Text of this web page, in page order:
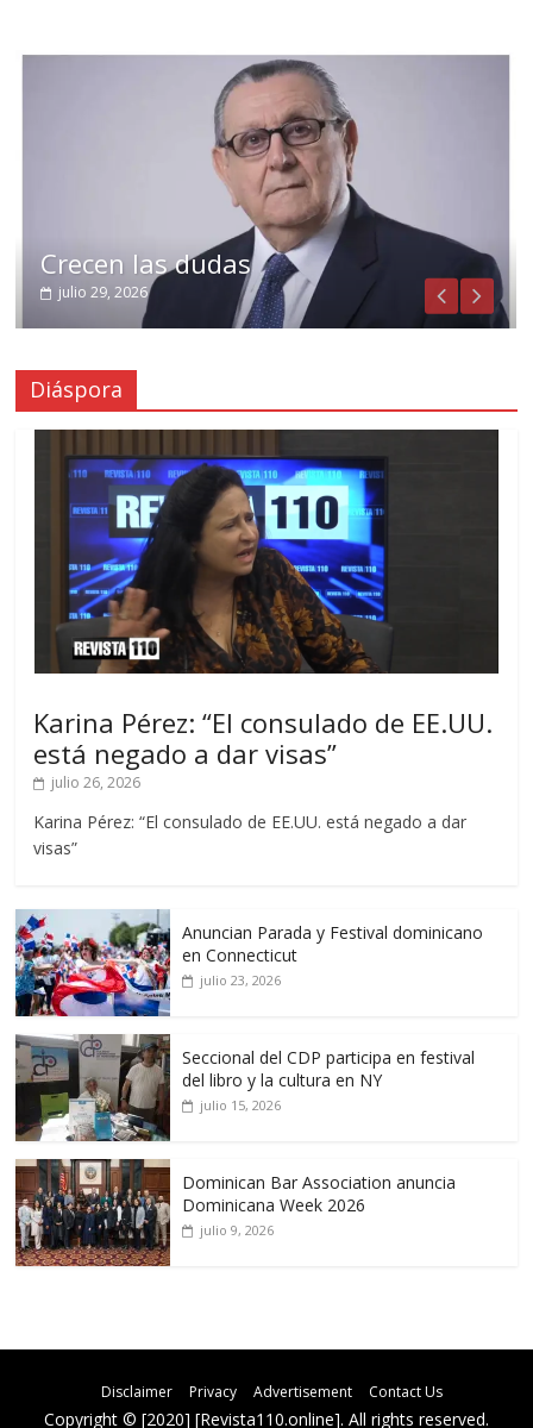
Crecen las dudas
julio 29, 2026
Diáspora
Karina Pérez: “El consulado de EE.UU.
está negado a dar visas”
julio 26, 2026
Karina Pérez: “El consulado de EE.UU. está negado a dar
visas”
Anuncian Parada y Festival dominicano
en Connecticut
julio 23, 2026
Seccional del CDP participa en festival
del libro y la cultura en NY
julio 15, 2026
Dominican Bar Association anuncia
Dominicana Week 2026
julio 9, 2026
Disclaimer Privacy Advertisement Contact Us
Copyright © [2020] [Revista110.online]. All rights reserved.